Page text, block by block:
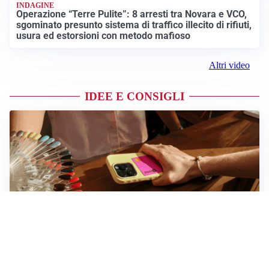
INDAGINE
Operazione “Terre Pulite”: 8 arresti tra Novara e VCO,
sgominato presunto sistema di traffico illecito di rifiuti,
usura ed estorsioni con metodo mafioso
Altri video
IDEE E CONSIGLI